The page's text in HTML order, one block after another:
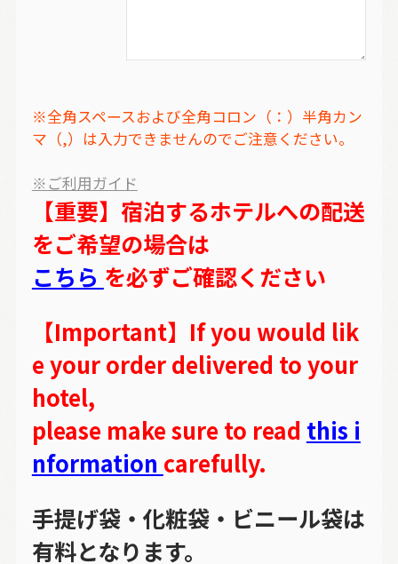
※全角スペースおよび全角コロン（：）半角カン
マ（,）は入力できませんのでご注意ください。
※ご利用ガイド
【重要】宿泊するホテルへの配送
をご希望の場合は
こちら を必ずご確認ください
【Important】If you would lik
e your order delivered to your
hotel,
please make sure to read this i
nformation carefully.
手提げ袋・化粧袋・ビニール袋は
有料となります。